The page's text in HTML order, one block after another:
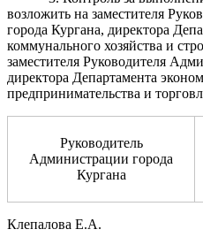
возложить на заместителя
города Кургана, директора
коммунального хозяйства и
заместителя Руководителя
директора Департамента
предпринимательства и
Руководитель
Администрации города
Кургана
Клепалова Е.А.